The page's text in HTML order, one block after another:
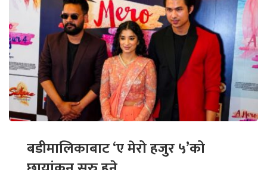
बडीमालिकाबाट ‘ए मेरो हजुर ५’को